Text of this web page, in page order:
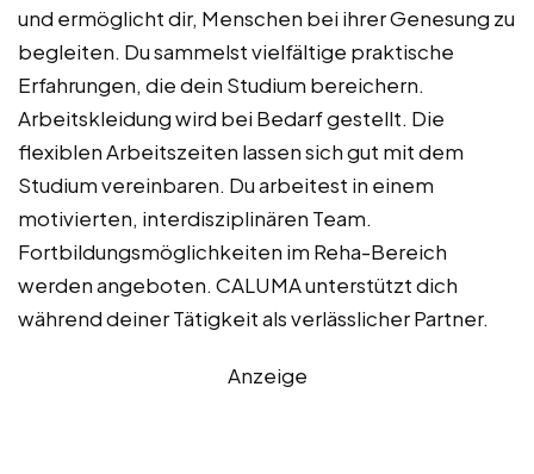
und ermöglicht dir, Menschen bei ihrer Genesung zu
begleiten. Du sammelst vielfältige praktische
Erfahrungen, die dein Studium bereichern.
Arbeitskleidung wird bei Bedarf gestellt. Die
flexiblen Arbeitszeiten lassen sich gut mit dem
Studium vereinbaren. Du arbeitest in einem
motivierten, interdisziplinären Team.
Fortbildungsmöglichkeiten im Reha-Bereich
werden angeboten. CALUMA unterstützt dich
während deiner Tätigkeit als verlässlicher Partner.
Anzeige